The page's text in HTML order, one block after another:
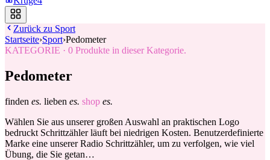
Zurück zu Sport
Startseite›Sport›Pedometer
KATEGORIE · 0 Produkte in dieser Kategorie.
Pedometer
finden es. lieben es. shop es.
Wählen Sie aus unserer großen Auswahl an praktischen Logo
bedruckt Schrittzähler läuft bei niedrigen Kosten. Benutzerdefinierte
Marke eine unserer Radio Schrittzähler, um zu verfolgen, wie viel
Übung, die Sie getan…